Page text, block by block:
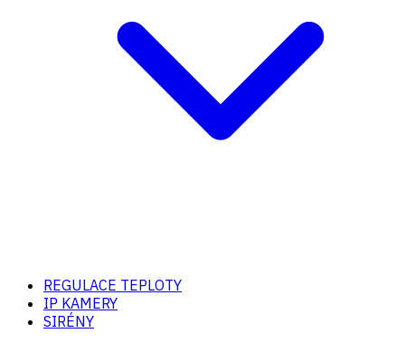
REGULACE TEPLOTY
IP KAMERY
SIRÉNY